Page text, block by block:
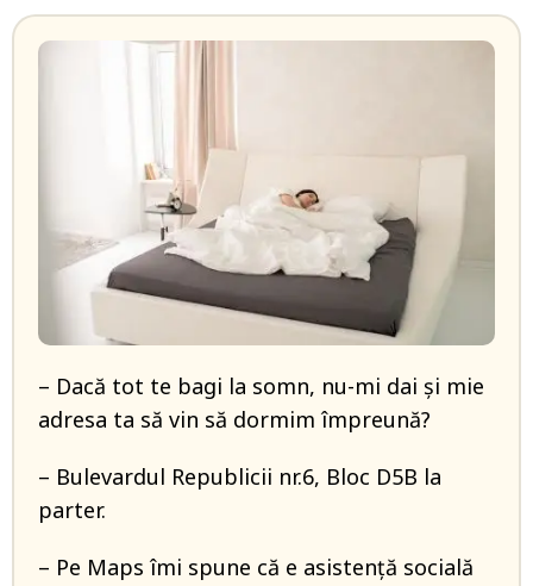
– Dacă tot te bagi la somn, nu-mi dai și mie
adresa ta să vin să dormim împreună?
– Bulevardul Republicii nr.6, Bloc D5B la
parter.
– Pe Maps îmi spune că e asistență socială